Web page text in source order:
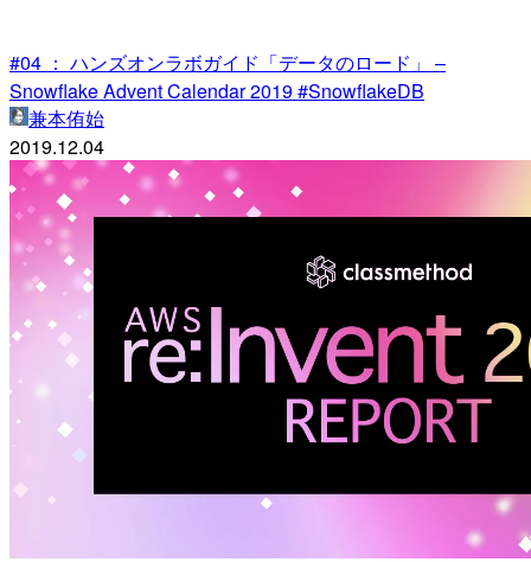
#04 ： ハンズオンラボガイド「データのロード」 –
Snowflake Advent Calendar 2019 #SnowflakeDB
兼本侑始
2019.12.04